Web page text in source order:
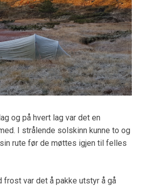
og på hvert lag var det en
I strålende solskinn kunne to og
rute før de møttes igjen til felles
frost var det å pakke utstyr å gå